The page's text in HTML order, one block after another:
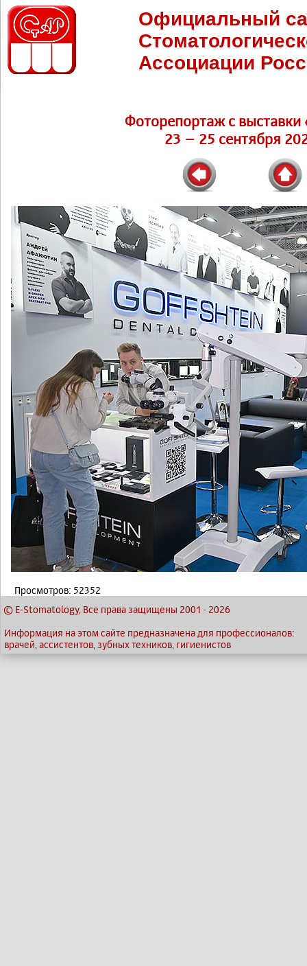
Официальный
Ассоциации
Фоторепортаж c выставки
23 – 25 сентября
Просмотров: 52352
© E-Stomatology, Все права защищены 2001 - 2026
Информация на этом сайте предназначена для профессионалов:
врачей, ассистентов, зубных техников, гигиенистов